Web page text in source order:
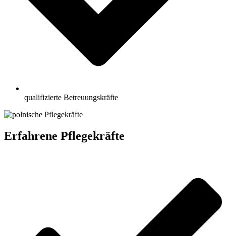
qualifizierte Betreuungskräfte
Erfahrene Pflegekräfte